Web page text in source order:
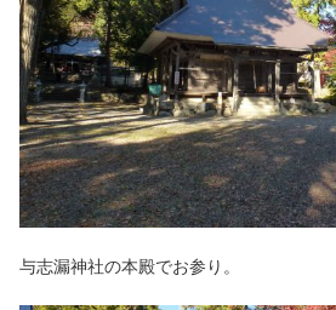
与志漏神社の本殿でお参り。